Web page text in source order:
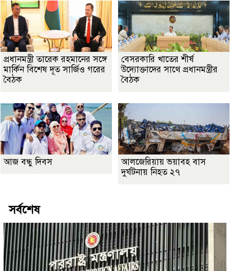
প্রধানমন্ত্রী তারেক রহমানের সঙ্গে
মার্কিন বিশেষ দূত সার্জিও গরের
বৈঠক
বেসরকারি খাতের শীর্ষ
উদ্যোক্তাদের সাথে প্রধানমন্ত্রীর
বৈঠক
আজ বন্ধু দিবস
আলজেরিয়ায় ভয়াবহ বাস
দুর্ঘটনায় নিহত ২৭
সর্বশেষ